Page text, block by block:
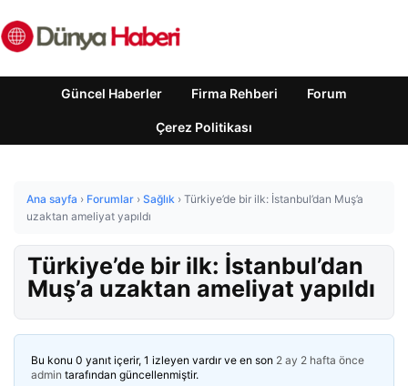
Güncel Haberler Firma Rehberi Forum
Çerez Politikası
Ana sayfa › Forumlar › Sağlık › Türkiye’de bir ilk: İstanbul’dan Muş’a
uzaktan ameliyat yapıldı
Türkiye’de bir ilk: İstanbul’dan
Muş’a uzaktan ameliyat yapıldı
Bu konu 0 yanıt içerir, 1 izleyen vardır ve en son 2 ay 2 hafta önce
admin tarafından güncellenmiştir.